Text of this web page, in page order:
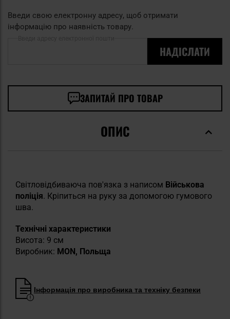
Введи свою електронну адресу, щоб отримати
інформацію про наявність товару.
НАДІСЛАТИ
ЗАПИТАЙ ПРО ТОВАР
ОПИС
Світловідбиваюча пов'язка з написом Військова
поліція. Кріпиться на руку за допомогою гумового
шва.
Технічні характеристики
Висота: 9 см
Виробник: MON, Польща
Інформація про виробника та техніку безпеки